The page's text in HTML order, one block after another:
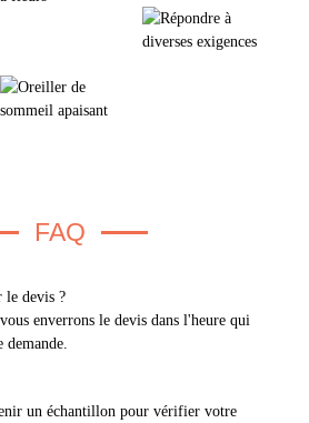
FAQ
le devis ?
enverrons le devis dans l'heure qui
un échantillon pour vérifier votre